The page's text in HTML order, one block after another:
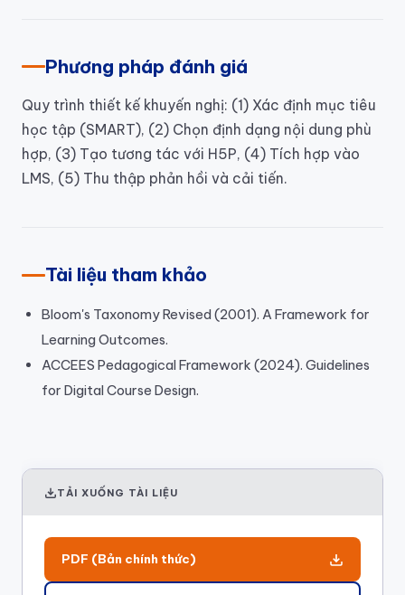
Phương pháp đánh giá
Quy trình thiết kế khuyến nghị: (1) Xác định mục tiêu
học tập (SMART), (2) Chọn định dạng nội dung phù
hợp, (3) Tạo tương tác với H5P, (4) Tích hợp vào
LMS, (5) Thu thập phản hồi và cải tiến.
Tài liệu tham khảo
Bloom's Taxonomy Revised (2001). A Framework for
Learning Outcomes.
ACCEES Pedagogical Framework (2024). Guidelines
for Digital Course Design.
TẢI XUỐNG TÀI LIỆU
PDF (Bản chính thức)